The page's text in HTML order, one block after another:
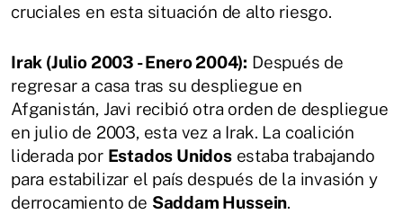
cruciales en esta situación de alto riesgo.
Irak (Julio 2003 - Enero 2004): Después de
regresar a casa tras su despliegue en
Afganistán, Javi recibió otra orden de despliegue
en julio de 2003, esta vez a Irak. La coalición
liderada por Estados Unidosestaba trabajando
para estabilizar el país después de la invasión y
derrocamiento de Saddam Hussein.